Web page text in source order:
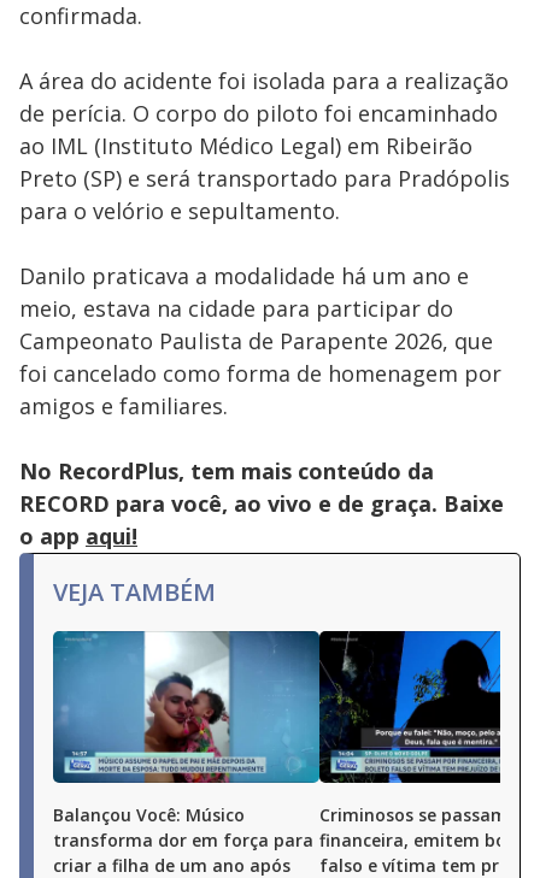
confirmada.
A área do acidente foi isolada para a realização
de perícia. O corpo do piloto foi encaminhado
ao IML (Instituto Médico Legal) em Ribeirão
Preto (SP) e será transportado para Pradópolis
para o velório e sepultamento.
Danilo praticava a modalidade há um ano e
meio, estava na cidade para participar do
Campeonato Paulista de Parapente 2026, que
foi cancelado como forma de homenagem por
amigos e familiares.
No RecordPlus, tem mais conteúdo da
RECORD para você, ao vivo e de graça. Baixe
o app aqui!
VEJA TAMBÉM
Balançou Você: Músico
transforma dor em força para
criar a filha de um ano após
Criminosos se passam por
financeira, emitem boleto
falso e vítima tem